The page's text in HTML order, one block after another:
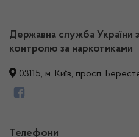
Державна служба України з
контролю за наркотиками
03115, м. Київ, просп.
Телефони